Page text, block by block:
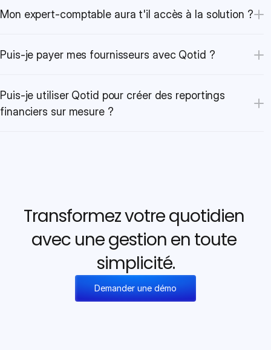
Mon expert-comptable aura t'il accès à la solution ?
Puis-je payer mes fournisseurs avec Qotid ?
Puis-je utiliser Qotid pour créer des reportings
financiers sur mesure ?
Transformez votre quotidien
avec une gestion en toute
simplicité.
Demander une démo